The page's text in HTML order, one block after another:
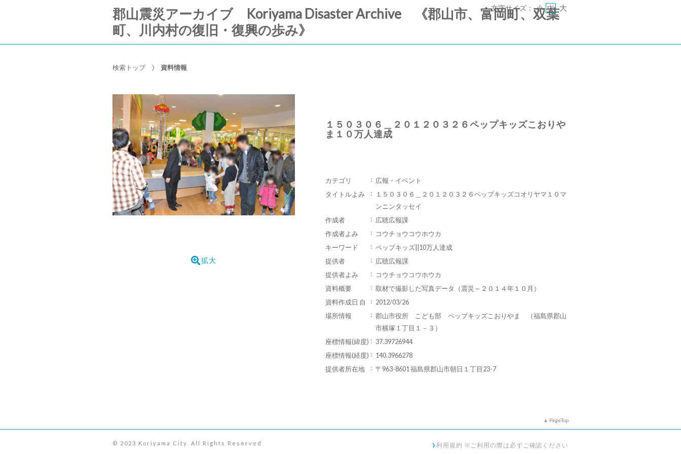
郡山震災アーカイブ Koriyama Disaster Archive 《郡山市、富岡町、双葉
町、川内村の復旧・復興の歩み》
文字サイズ： 小 中 大
検索トップ 資料情報
拡大
１５０３０６＿２０１２０３２６ペップキッズこおりや
ま１０万人達成
カテゴリ
広報・イベント
タイトルよみ
１５０３０６＿２０１２０３２６ペップキッズコオリヤマ１０マ
ンニンタッセイ
作成者
広聴広報課
作成者よみ
コウチョウコウホウカ
キーワード
ペップキッズ||10万人達成
提供者
広聴広報課
提供者よみ
コウチョウコウホウカ
資料概要
取材で撮影した写真データ（震災～２０１４年１０月）
資料作成日 自
2012/03/26
場所情報
郡山市役所 こども部 ペップキッズこおりやま （福島県郡山
市横塚１丁目１－３）
座標情報(緯度)
37.39726944
座標情報(経度)
140.3966278
提供者所在地
〒963-8601 福島県郡山市朝日１丁目23-7
PageTop
利用規約 ※ご利用の際は必ずご確認ください
© 2023 Koriyama City. All Rights Reserved